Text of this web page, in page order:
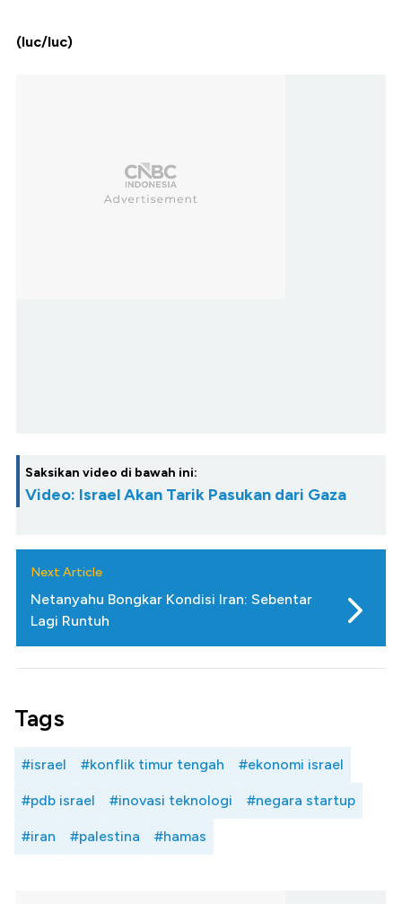
(luc/luc)
Saksikan video di bawah ini:
Video: Israel Akan Tarik Pasukan dari Gaza
Next Article
Netanyahu Bongkar Kondisi Iran: Sebentar
Lagi Runtuh
Tags
#israel #konflik timur tengah #ekonomi israel
#pdb israel #inovasi teknologi #negara startup
#iran #palestina #hamas